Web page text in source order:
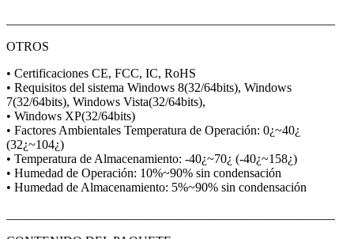
OTROS
• Certificaciones CE, FCC, IC, RoHS
• Requisitos del sistema Windows 8(32/64bits), Windows
7(32/64bits), Windows Vista(32/64bits),
• Windows XP(32/64bits)
• Factores Ambientales Temperatura de Operación: 0¿~40¿
(32¿~104¿)
• Temperatura de Almacenamiento: -40¿~70¿ (-40¿~158¿)
• Humedad de Operación: 10%~90% sin condensación
• Humedad de Almacenamiento: 5%~90% sin condensación